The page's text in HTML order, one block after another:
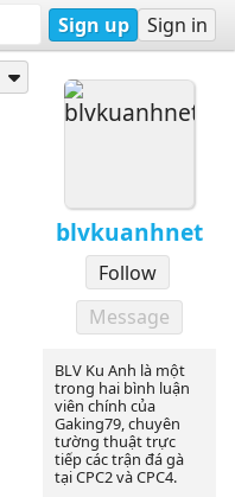
Sign up Sign in
blvkuanhnet
Follow
Message
BLV Ku Anh là một
trong hai bình luận
viên chính của
Gaking79, chuyên
tường thuật trực
tiếp các trận đá gà
tại CPC2 và CPC4.